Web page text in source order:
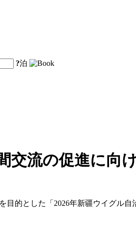
?泊
交流の促進に向
的とした「2026年新疆ウイグル